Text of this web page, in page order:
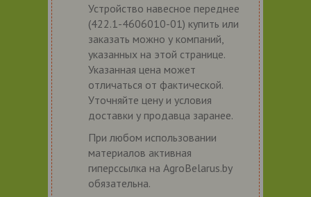
Устройство навесное переднее
(422.1-4606010-01) купить или
заказать можно у компаний,
указанных на этой странице.
Указанная цена может
отличаться от фактической.
Уточняйте цену и условия
доставки у продавца заранее.
При любом использовании
материалов активная
гиперссылка на AgroBelarus.by
обязательна.